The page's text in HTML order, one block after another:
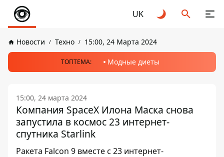
UK
Новости Техно 15:00, 24 Марта 2024
ТОПТЕМА: Модные диеты
15:00, 24 марта 2024
Компания SpaceX Илона Маска снова
запустила в космос 23 интернет-
спутника Starlink
Ракета Falcon 9 вместе с 23 интернет-